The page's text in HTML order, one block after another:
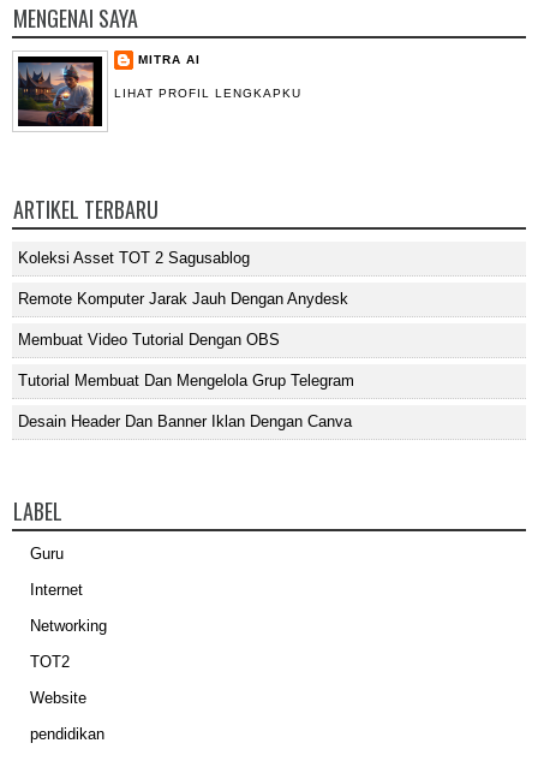
MENGENAI SAYA
MITRA AI
LIHAT PROFIL LENGKAPKU
ARTIKEL TERBARU
Koleksi Asset TOT 2 Sagusablog
Remote Komputer Jarak Jauh Dengan Anydesk
Membuat Video Tutorial Dengan OBS
Tutorial Membuat Dan Mengelola Grup Telegram
Desain Header Dan Banner Iklan Dengan Canva
LABEL
Guru
Internet
Networking
TOT2
Website
pendidikan